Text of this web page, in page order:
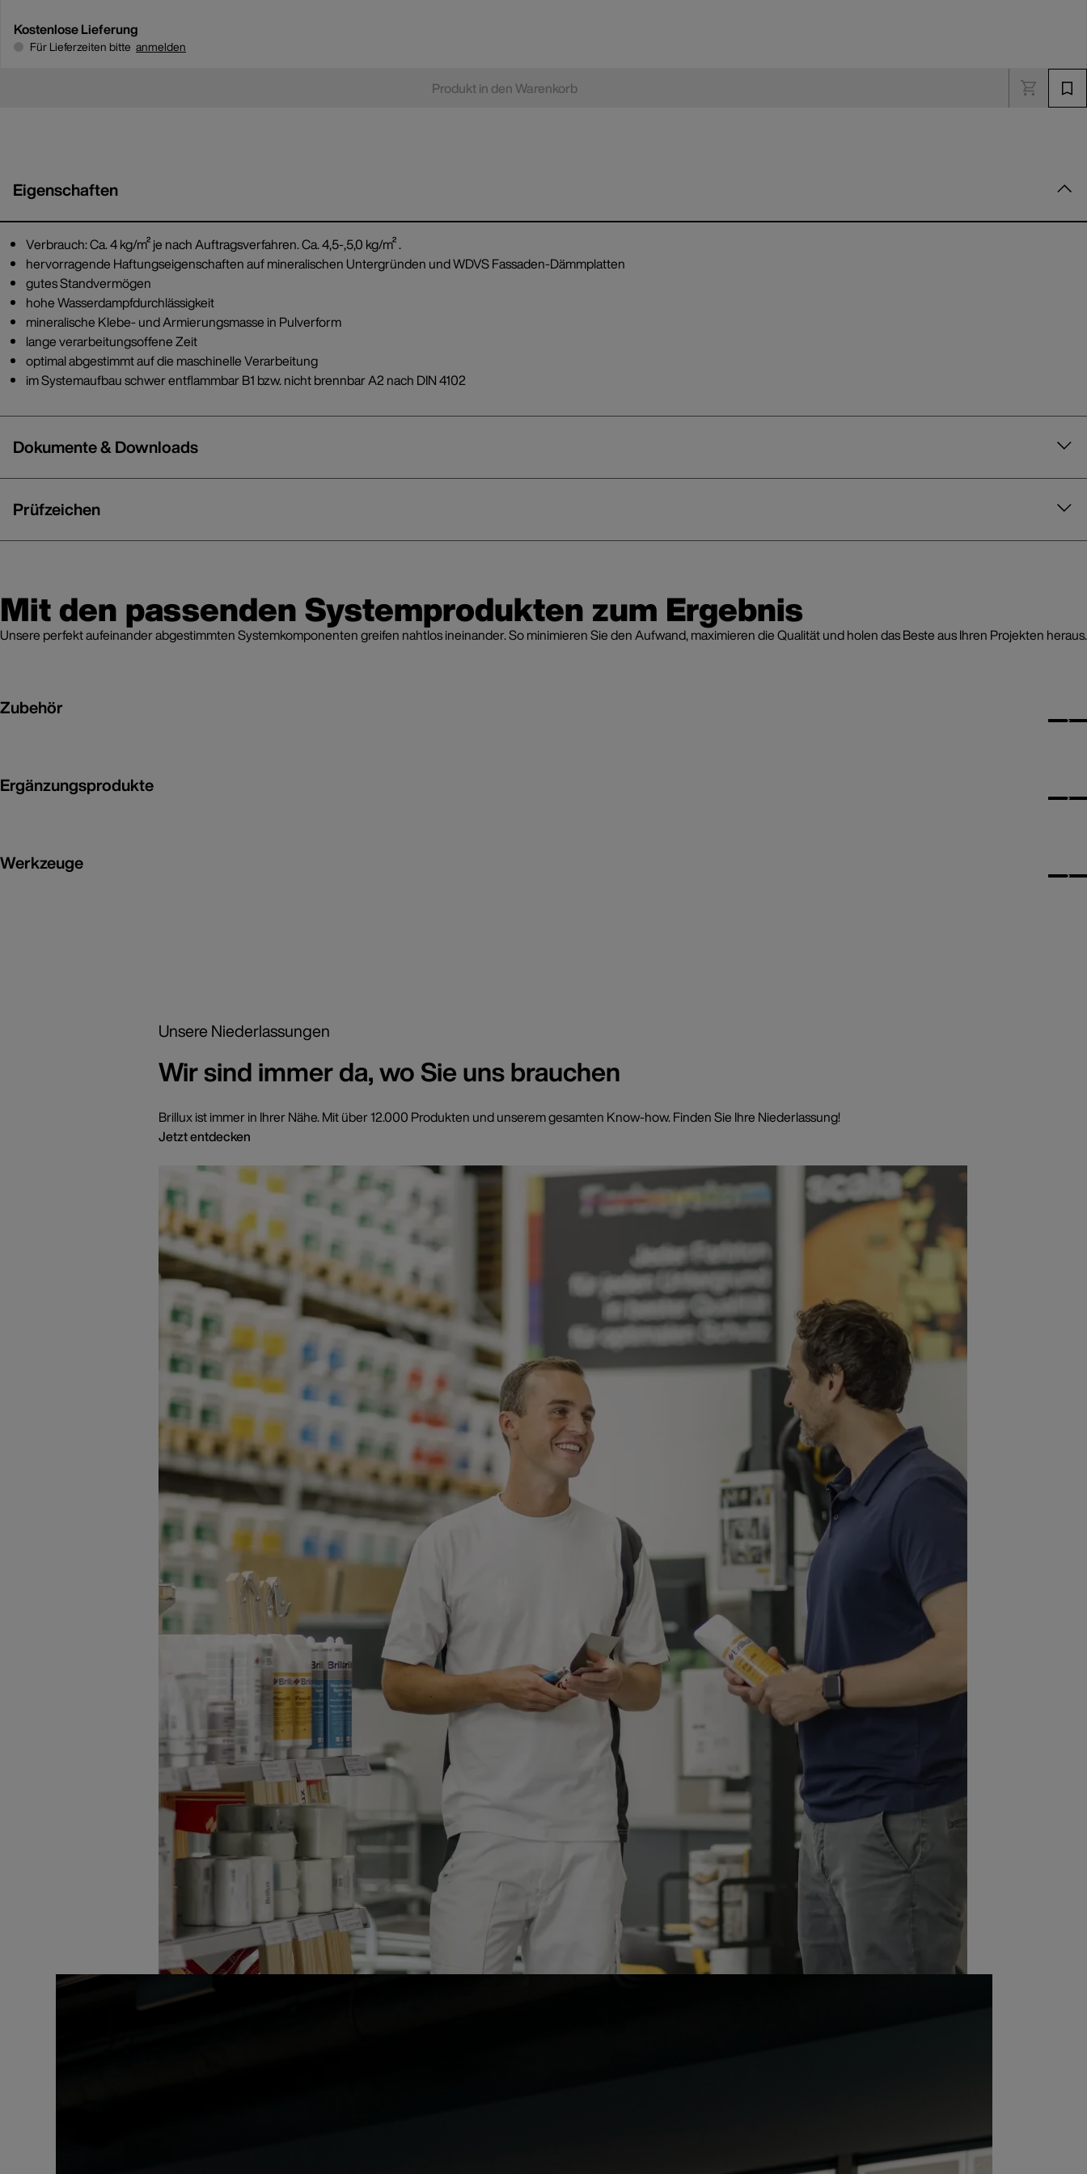
Kostenlose Lieferung
Für Lieferzeiten bitte anmelden
Produkt in den Warenkorb
Eigenschaften
Verbrauch: Ca. 4 kg/m² je nach Auftragsverfahren. Ca. 4,5-,5,0 kg/m² .
hervorragende Haftungseigenschaften auf mineralischen Untergründen und WDVS Fassaden-Dämmplatten
gutes Standvermögen
hohe Wasserdampfdurchlässigkeit
mineralische Klebe- und Armierungsmasse in Pulverform
lange verarbeitungsoffene Zeit
optimal abgestimmt auf die maschinelle Verarbeitung
im Systemaufbau schwer entflammbar B1 bzw. nicht brennbar A2 nach DIN 4102
Dokumente & Downloads
Prüfzeichen
Mit den passenden Systemprodukten zum Ergebnis
Unsere perfekt aufeinander abgestimmten Systemkomponenten greifen nahtlos ineinander. So minimieren Sie den Aufwand, maximieren die Qualität und holen das Beste aus Ihren Projekten heraus.
Zubehör
Ergänzungsprodukte
Werkzeuge
Unsere Niederlassungen
Wir sind immer da, wo Sie uns brauchen
Brillux ist immer in Ihrer Nähe. Mit über 12.000 Produkten und unserem gesamten Know-how. Finden Sie Ihre Niederlassung!
Jetzt entdecken